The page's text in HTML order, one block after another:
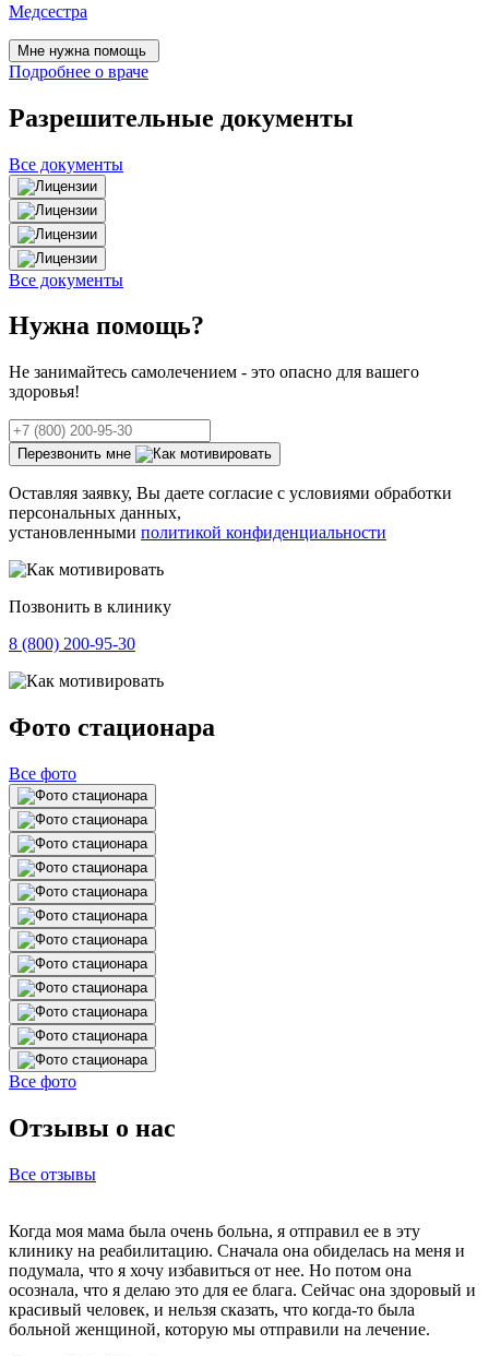
Медсестра
Мне нужна помощь
Подробнее о враче
Разрешительные документы
Все документы
Все документы
Нужна помощь?
Не занимайтесь самолечением - это опасно для вашего
здоровья!
Перезвонить мне
Оставляя заявку, Вы даете согласие с условиями обработки
персональных данных,
установленными политикой конфиденциальности
Позвонить в клинику
8 (800) 200-95-30
Фото стационара
Все фото
Все фото
Отзывы о нас
Все отзывы
Когда моя мама была очень больна, я отправил ее в эту
клинику на реабилитацию. Сначала она обиделась на меня и
подумала, что я хочу избавиться от нее. Но потом она
осознала, что я делаю это для ее блага. Сейчас она здоровый и
красивый человек, и нельзя сказать, что когда-то была
больной женщиной, которую мы отправили на лечение.